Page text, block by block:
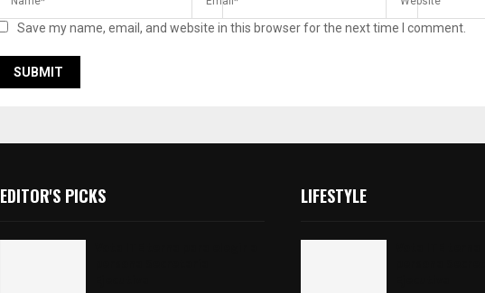
Save my name, email, and website in this browser for the next time I comment.
EDITOR'S PICKS LIFESTYLE